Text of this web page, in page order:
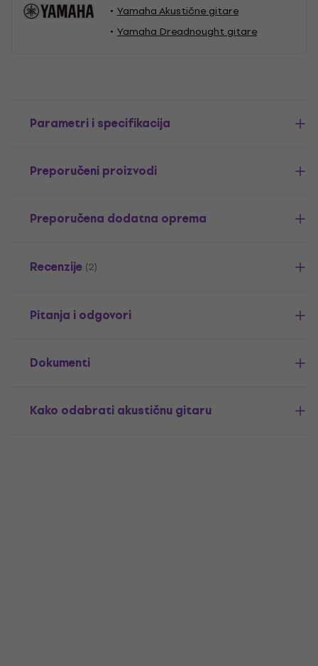
Yamaha Akustične gitare
Yamaha Dreadnought gitare
Parametri i specifikacija
Preporučeni proizvodi
Preporučena dodatna oprema
Recenzije (2)
Pitanja i odgovori
Dokumenti
Kako odabrati akustičnu gitaru